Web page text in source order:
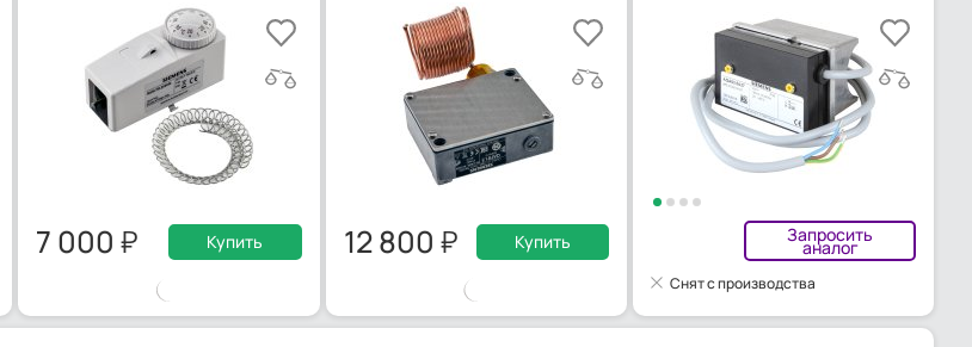
7 000 Купить 12 800 Купить Запросить
аналог
Снят с производства